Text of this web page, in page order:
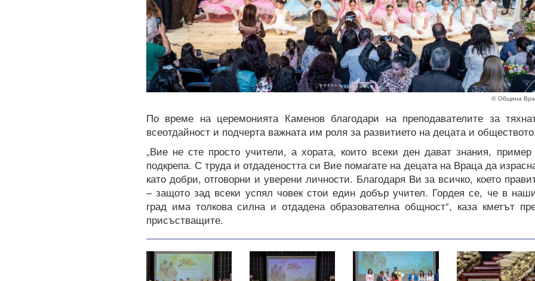
© Община
По време на церемонията Каменов благодари на преподавателите за
всеотдайност и подчерта важната им роля за развитието на децата и
„Вие не сте просто учители, а хората, които всеки ден дават знания,
подкрепа. С труда и отдадеността си Вие помагате на децата на Враца да
като добри, отговорни и уверени личности. Благодаря Ви за всичко, което
– защото зад всеки успял човек стои един добър учител. Гордея се, че в
град има толкова силна и отдадена образователна общност“, каза кметът
присъстващите.